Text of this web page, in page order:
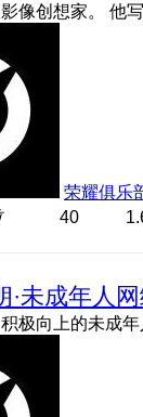
荣耀俱乐
40
·未成年人